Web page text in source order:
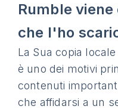
Rumble
che l'ho
La Sua copia
è uno dei motivi
contenuti
che affidarsi a un